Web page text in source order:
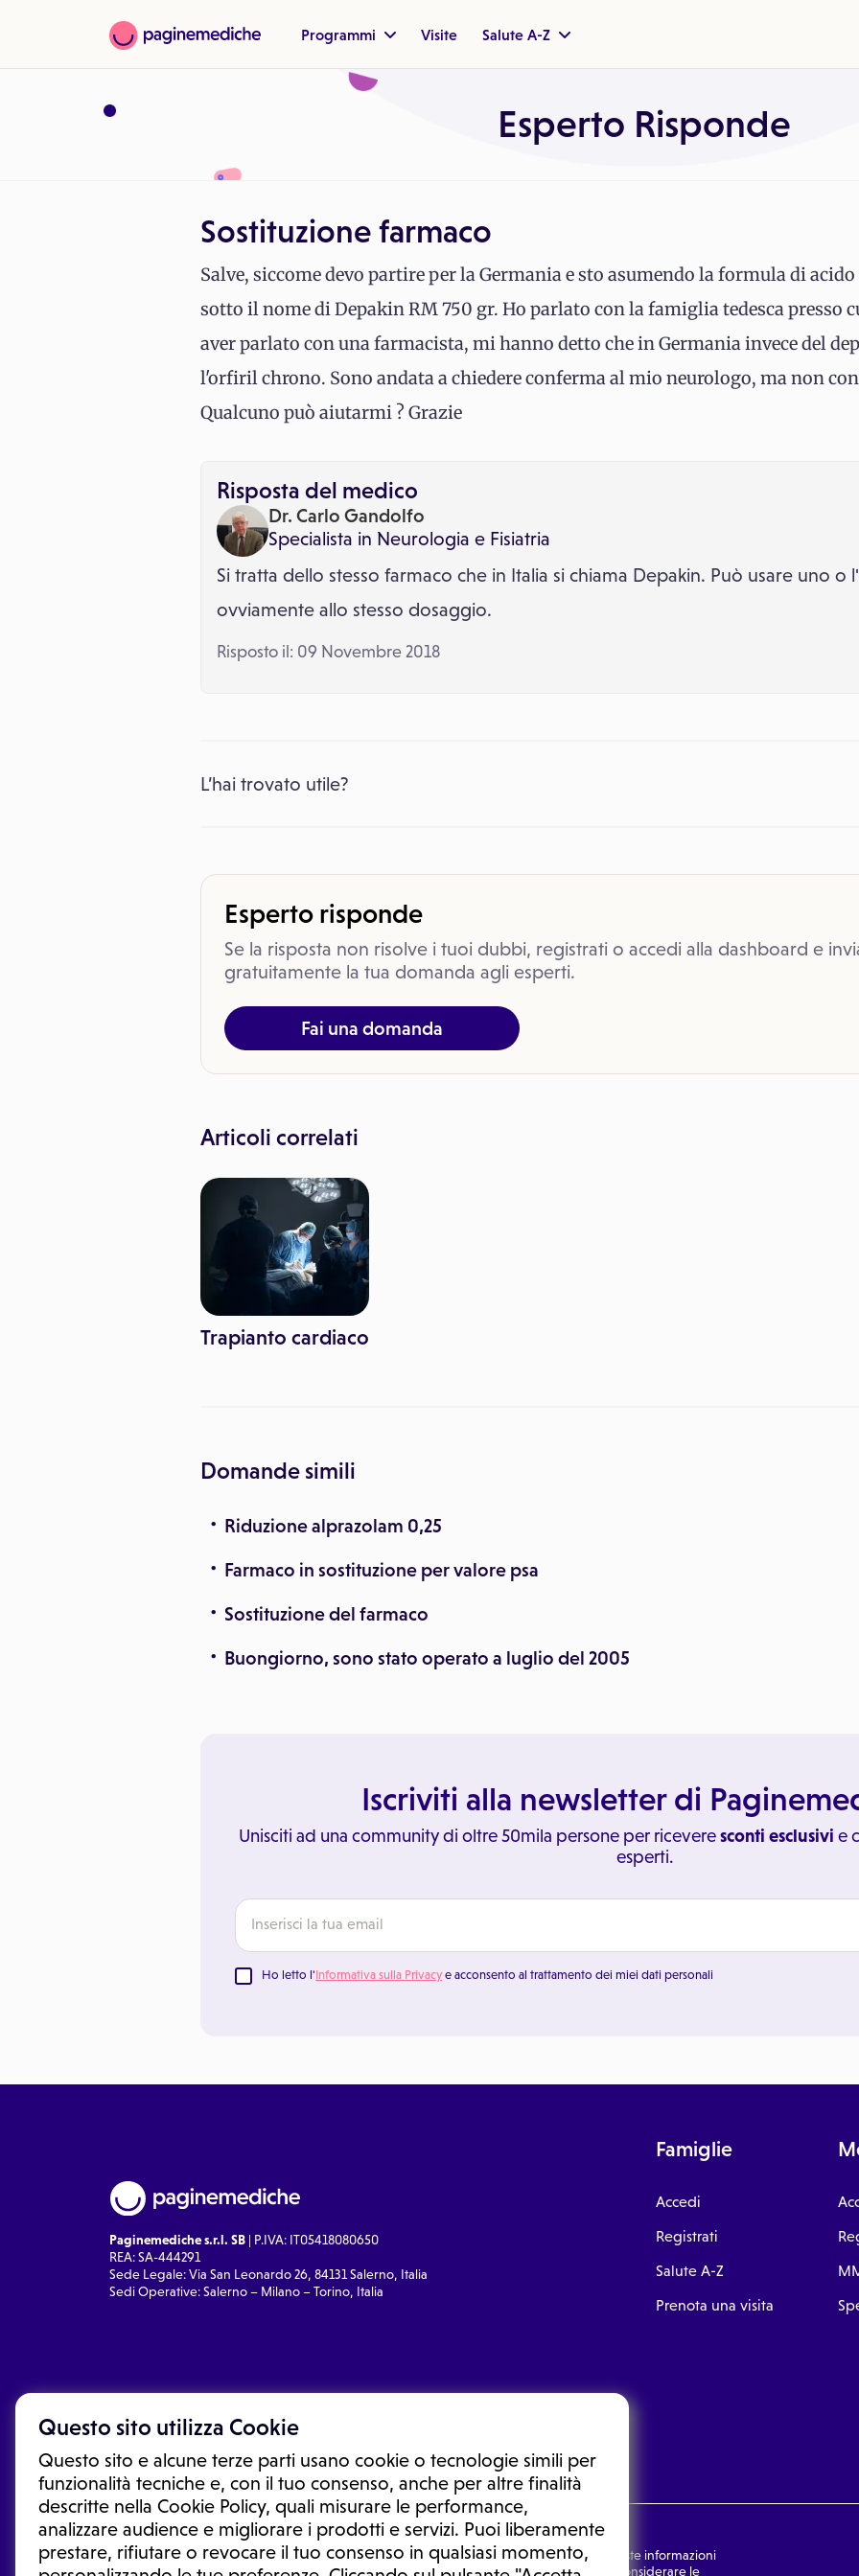
Questo sito utilizza Cookie
Questo sito e alcune terze parti usano cookie o tecnologie simili per
funzionalità tecniche e, con il tuo consenso, anche per altre finalità
descritte nella Cookie Policy, quali misurare le performance,
analizzare audience e migliorare i prodotti e servizi. Puoi liberamente
prestare, rifiutare o revocare il tuo consenso in qualsiasi momento,
Programmi Visite Salute A-Z
Esperto Risponde
Sostituzione farmaco
Salve, siccome devo partire per la Germania e sto asumendo la formula di
sotto il nome di Depakin RM 750 gr. Ho parlato con la famiglia tedesca presso
aver parlato con una farmacista, mi hanno detto che in Germania invece del
l'orfiril chrono. Sono andata a chiedere conferma al mio neurologo, ma non
Qualcuno può aiutarmi ? Grazie
Risposta del medico
Dr. Carlo Gandolfo
Specialista in Neurologia e Fisiatria
Si tratta dello stesso farmaco che in Italia si chiama Depakin. Può usare uno
ovviamente allo stesso dosaggio.
Risposto il: 09 Novembre 2018
L’hai trovato utile?
Esperto risponde
Se la risposta non risolve i tuoi dubbi, registrati o accedi alla dashboard e
gratuitamente la tua domanda agli esperti.
Fai una domanda
Articoli correlati
Trapianto cardiaco
Domande simili
Riduzione alprazolam 0,25
Farmaco in sostituzione per valore psa
Sostituzione del farmaco
Buongiorno, sono stato operato a luglio del 2005
Iscriviti alla newsletter di
Unisciti ad una community di oltre 50mila persone per riceveresconti esclusivi e
esperti.
Ho letto l'Informativa sulla Privacy e acconsento al trattamento dei miei dati personali
Paginemediche s.r.l. SB | P.IVA: IT05418080650
REA: SA-444291
Sede Legale: Via San Leonardo 26, 84131 Salerno, Italia
Sedi Operative: Salerno – Milano – Torino, Italia
Famiglie
Accedi
Registrati
Salute A-Z
Prenota una visita
Le informazioni proposte in questo sito non sono un consulto medico. In nessun caso, queste informazioni
sostituiscono un consulto, una visita o una diagnosi formulata dal medico. Non si devono considerare le